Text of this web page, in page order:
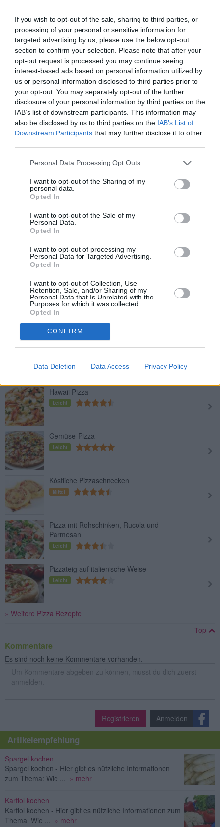
If you wish to opt-out of the sale, sharing to third parties, or
processing of your personal or sensitive information for
targeted advertising by us, please use the below opt-out
section to confirm your selection. Please note that after your
opt-out request is processed you may continue seeing
interest-based ads based on personal information utilized by
us or personal information disclosed to third parties prior to
your opt-out. You may separately opt-out of the further
disclosure of your personal information by third parties on the
IAB’s list of downstream participants. This information may
also be disclosed by us to third parties on the IAB’s List of
Downstream Participants that may further disclose it to other
Personal Data Processing Opt Outs
I want to opt-out of the Sharing of my
personal data.
Opted In
I want to opt-out of the Sale of my
Personal Data.
Opted In
I want to opt-out of processing my
Personal Data for Targeted Advertising.
Opted In
I want to opt-out of Collection, Use,
Retention, Sale, and/or Sharing of my
Personal Data that Is Unrelated with the
Purposes for which it was collected.
Opted In
CONFIRM
Data Deletion Data Access Privacy Policy
Pizza quattro formaggi
Leicht
Pizza Capricciosa
Mittel
Kartoffelpizza mit Rosmarin und
Pinienkernen
Leicht
Pizza al Prosciutto e funghi
Leicht
Pizza Margherita
Leicht
Pommes-Pizza
Calzone gefüllt mit Spargel und Käse
Leicht
Pizzateig-Grundrezept
Hawaii Pizza
Leicht
Gemüse-Pizza
Leicht
Köstliche Pizzaschnecken
Mittel
Pizza mit Rohschinken, Rucola und
Parmesan
Leicht
Pizzateig auf italienische Weise
Leicht
» Weitere Pizza Rezepte
Top
Kommentare
Es sind noch keine Kommentare vorhanden.
Registrieren Anmelden
Artikelempfehlung
Spargel kochen
Spargel kochen - Hier gibt es nützliche Informationen
zum Thema: Wie ...
» mehr
Karfiol kochen
Karfiol kochen - Hier gibt es nützliche Informationen zum
Thema: Wie ...
» mehr